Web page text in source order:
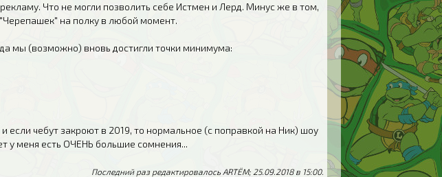
Что не могли позволить себе Истмен и Лерд. Минус же в том,
на полку в любой момент.
мы (возможно) вновь достигли точки минимума:
чебут закроют в 2019, то нормальное (с поправкой на Ник) шоу
у меня есть ОЧЕНЬ большие сомнения...
Последний раз редактировалось ARTЁM; 25.09.2018 в 15:00.